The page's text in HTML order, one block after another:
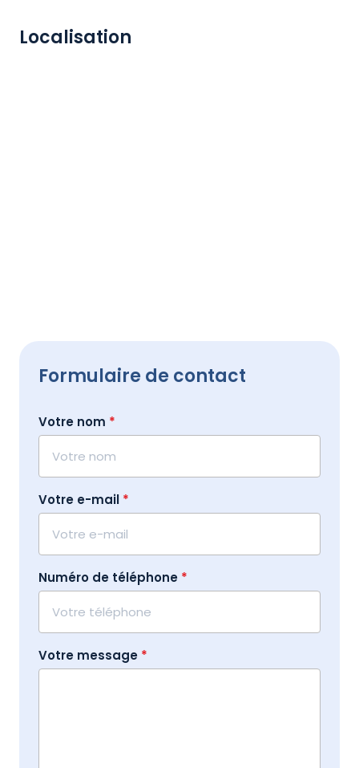
Localisation
Formulaire de contact
Votre nom *
Votre e-mail *
Numéro de téléphone *
Votre message *